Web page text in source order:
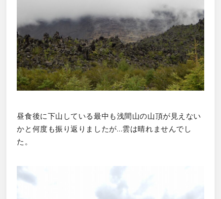
昼食後に下山している最中も浅間山の山頂が見えない
かと何度も振り返りましたが…雲は晴れませんでし
た。